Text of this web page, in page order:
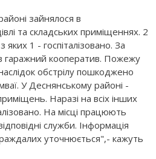
зайнялося в
та складських приміщеннях. 2
1 - госпіталізовано. За
гаражний кооператив. Пожежу
обстрілу пошкоджено
У Деснянському районі -
Наразі на всіх інших
На місці працюють
служби. Інформація
уточнюється",- кажуть